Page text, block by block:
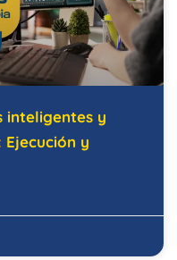
inteligentes y
y